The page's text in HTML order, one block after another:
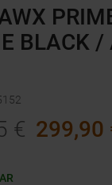
BLACK
€ 299,90